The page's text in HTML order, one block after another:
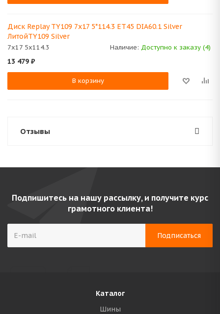
Диск Replay TY109 7x17 5*114.3 ET45 DIA60.1 Silver
ЛитойTY109 Silver
7x17 5x114.3 Наличие: Доступно к заказу (4)
13 479 ₽
В корзину
Отзывы
Подпишитесь на нашу рассылку, и получите курс
грамотного клиента!
Каталог
Шины